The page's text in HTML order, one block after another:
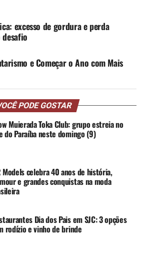
excesso de gordura e perda
e Começar o Ano com Mais
PODE GOSTAR
Muierada Toka Club: grupo estreia no
do Paraíba neste domingo (9)
Models celebra 40 anos de história,
e grandes conquistas na moda
Dia dos Pais em SJC: 3 opções
rodízio e vinho de brinde